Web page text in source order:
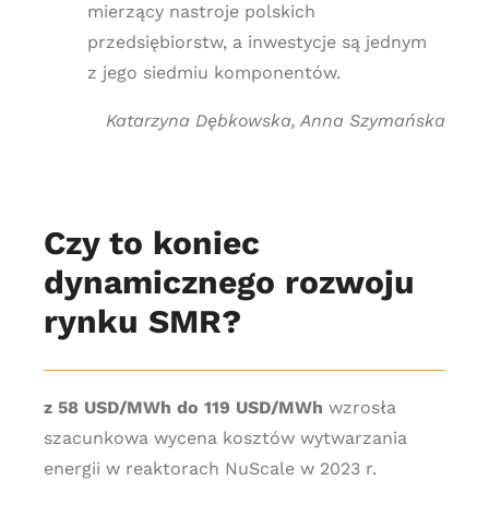
mierzący nastroje polskich
przedsiębiorstw, a inwestycje są jednym
z jego siedmiu komponentów.
Katarzyna Dębkowska, Anna Szymańska
Czy to koniec
dynamicznego rozwoju
rynku SMR?
z 58 USD/MWh do 119 USD/MWh wzrosła
szacunkowa wycena kosztów wytwarzania
energii w reaktorach NuScale w 2023 r.